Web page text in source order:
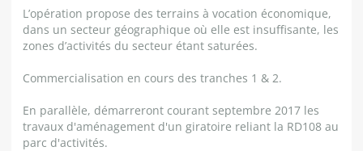
L’opération propose des terrains à vocation économique,
dans un secteur géographique où elle est insuffisante, les
zones d’activités du secteur étant saturées.
Commercialisation en cours des tranches 1 & 2.
En parallèle, démarreront courant septembre 2017 les
travaux d'aménagement d'un giratoire reliant la RD108 au
parc d'activités.